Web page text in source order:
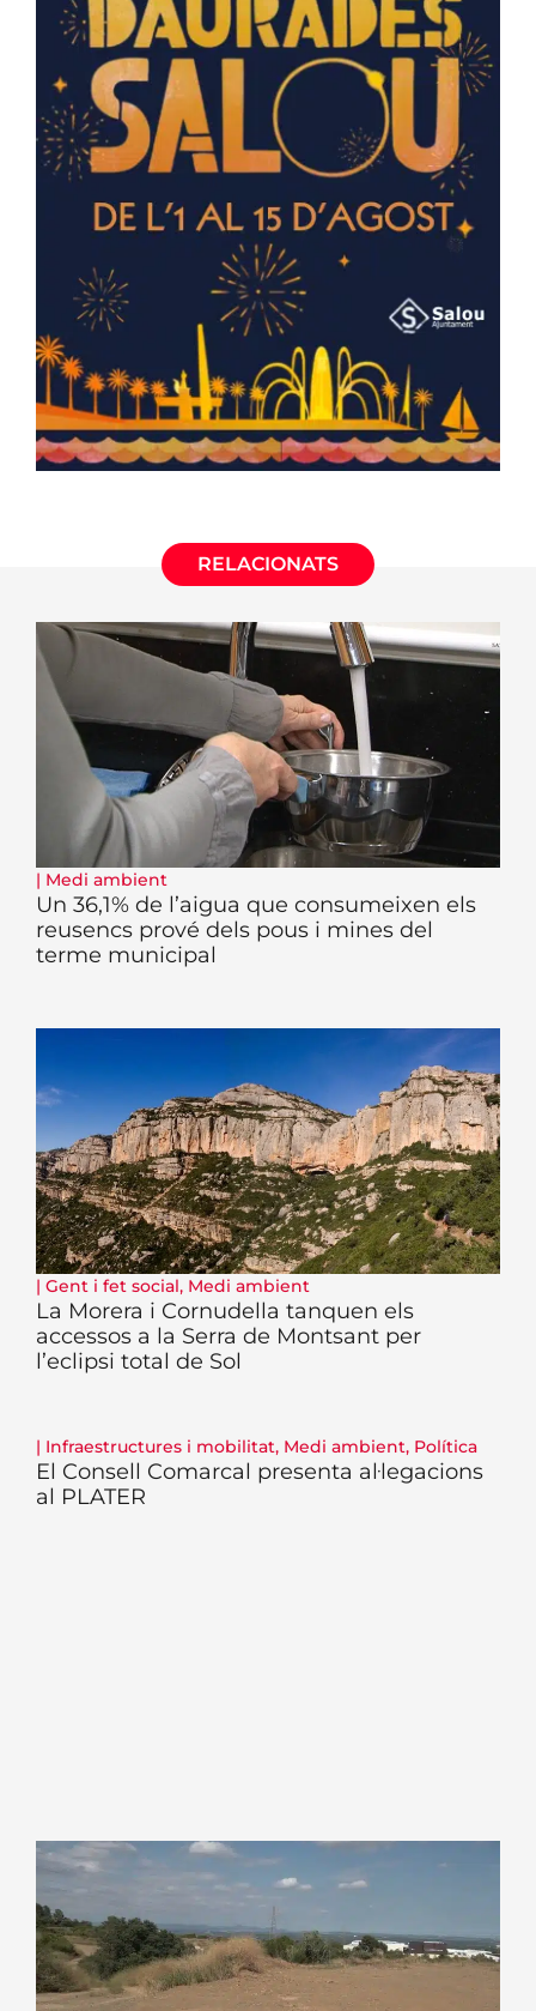
RELACIONATS
| Medi ambient
Un 36,1% de l’aigua que consumeixen els
reusencs prové dels pous i mines del
terme municipal
| Gent i fet social, Medi ambient
La Morera i Cornudella tanquen els
accessos a la Serra de Montsant per
l’eclipsi total de Sol
| Infraestructures i mobilitat, Medi ambient, Política
El Consell Comarcal presenta al·legacions
al PLATER